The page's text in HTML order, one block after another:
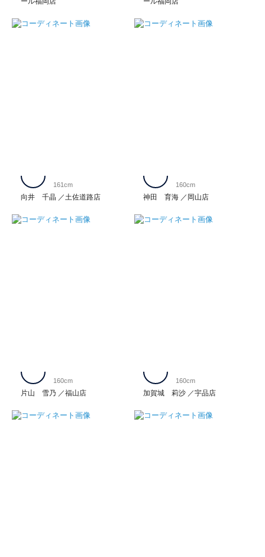
向井 千晶 土佐道路店
161cm
神田 育海 岡山店
160cm
片山 雪乃 福山店
160cm
加賀城 莉沙 宇品店
160cm